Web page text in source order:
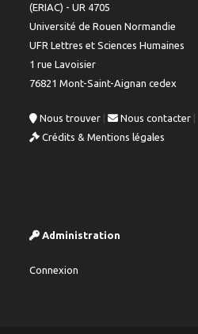
(ERIAC) - UR 4705
Université de Rouen Normandie
UFR Lettres et Sciences Humaines
1 rue Lavoisier
76821 Mont-Saint-Aignan cedex
Nous trouver | Nous contacter
Crédits & Mentions légales
Administration
Connexion